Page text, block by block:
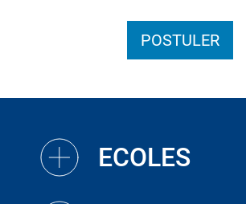
POSTULER
ECOLES